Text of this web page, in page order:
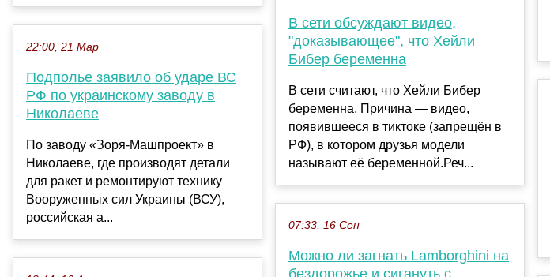
22:00, 21 Мар
Подполье заявило об ударе ВС
РФ по украинскому заводу в
Николаеве
По заводу «Зоря-Машпроект» в
Николаеве, где производят детали
для ракет и ремонтируют технику
Вооруженных сил Украины (ВСУ),
российская а...
В сети обсуждают видео,
"доказывающее", что Хейли
Бибер беременна
В сети считают, что Хейли Бибер
беременна. Причина — видео,
появившееся в тиктоке (запрещён в
РФ), в котором друзья модели
называют её беременной.Реч...
07:33, 16 Сен
Можно ли загнать Lamborghini на